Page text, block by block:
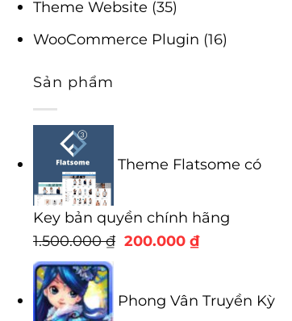
Theme Website (35)
WooCommerce Plugin (16)
Sản phẩm
Theme Flatsome có
Key bản quyền chính hãng
1.500.000₫ Giá
1.500.000 ₫.
200.000 ₫Giá
là:
Phong Vân Truyền Kỳ